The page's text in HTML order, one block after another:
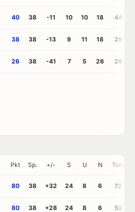
40 38 -11 10 10 18 44
38 38 -13 9 11 18 29
26 38 -41 7 5 26 29
Pkt Sp. +/- S U N Tore
80 38 +32 24 8 6 72
80 38 +28 24 8 6 52